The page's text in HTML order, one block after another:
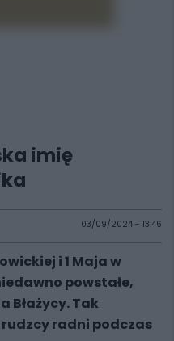
imię
03/09/2024 - 13:46
i 1 Maja w
powstałe,
Błażycy. Tak
radni podczas